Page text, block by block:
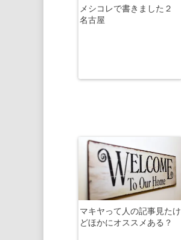
メシコレで書きました２
名古屋
マキヤって人の記事見たけ
どほかにオススメある？